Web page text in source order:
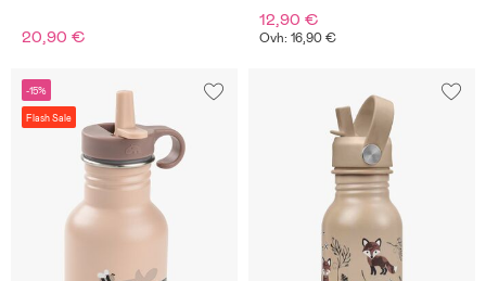
20,90 €
12,90 €
Ovh: 16,90 €
-15%
Flash Sale